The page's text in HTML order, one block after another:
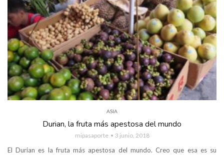
ASIA
Durian, la fruta más apestosa del mundo
mipasaporte 3 junio, 2018
El Durian es la fruta más apestosa del mundo. Creo que esa es su